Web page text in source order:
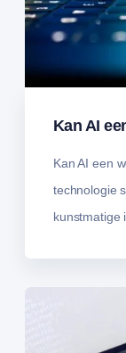
Kan AI
Kan AI een
technologie
kunstmatige